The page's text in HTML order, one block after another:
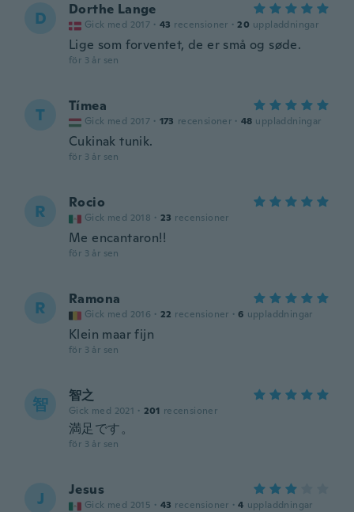
D Dorthe Lange
Gick med 2017 · 43 recensioner · 20 uppladdningar
Lige som forventet, de er små og søde.
för 3 år sen
T Tímea
Gick med 2017 · 173 recensioner · 48 uppladdningar
Cukinak tunik.
för 3 år sen
R Rocio
Gick med 2018 · 23 recensioner
Me encantaron!!
för 3 år sen
R Ramona
Gick med 2016 · 22 recensioner · 6 uppladdningar
Klein maar fijn
för 3 år sen
智 智之
Gick med 2021 · 201 recensioner
満足です。
för 3 år sen
J Jesus
Gick med 2015 · 43 recensioner · 4 uppladdningar